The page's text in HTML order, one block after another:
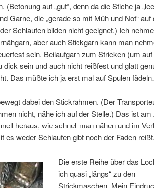
auf „gut“, denn da die Stiche ja
Garne, die „gerade so mit Müh und Not“ auf
Schlaufen bilden nicht geeignet.) Ich nehme
aber auch Stickgarn kann man
sein. Beilaufgarn zum Stricken (um auf
sein und auch nicht reißfest und glatt
Das müßte ich ja erst mal auf Spulen
dabei den Stickrahmen. (Der
nicht, nähe ich auf der Stelle.) Das ist am
heraus, wie schnell man nähen und im
es weder Schlaufen gibt noch der Faden reißt.
Die erste Reihe über das
ich quasi „längs“ zu den
Strickmaschen. Mein